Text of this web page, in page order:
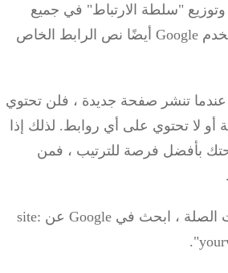
"سلطة الارتباط" في جميع
أنحاء موقعك ، كما تستخدم Google أيضًا نص الرابط الخاص
تنشر صفحة جديدة ، فلن تحتوي
أو لا تحتوي على أي روابط. لذلك إذا
بأفضل فرصة للترتيب ، فمن
للعثور على الفرص ذات الصلة ، ابحث في Google عن site: